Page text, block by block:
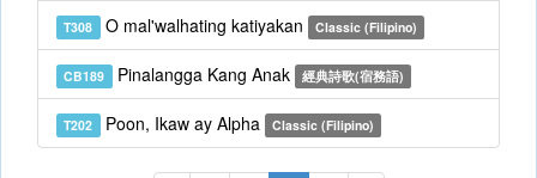
T308 O mal'walhating katiyakan Classic (Filipino)
CB189 Pinalangga Kang Anak 經典詩歌(宿務語)
T202 Poon, Ikaw ay Alpha Classic (Filipino)